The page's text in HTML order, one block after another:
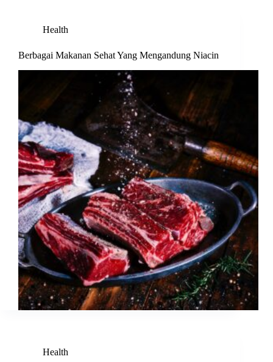
Health
Berbagai Makanan Sehat Yang Mengandung Niacin
Health